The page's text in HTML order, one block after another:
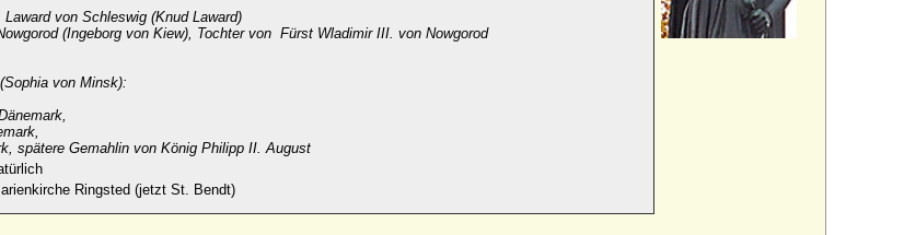
von Schleswig (Knud Laward)
(Ingeborg von Kiew), Tochter von Fürst Wladimir III. von Nowgorod
von Minsk):
spätere Gemahlin von König Philipp II. August
Ringsted (jetzt St. Bendt)